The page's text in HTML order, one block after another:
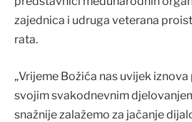
zajednica i udruga veterana
rata.
„Vrijeme Božića nas uvijek
svojim svakodnevnim
snažnije zalažemo za jačanje